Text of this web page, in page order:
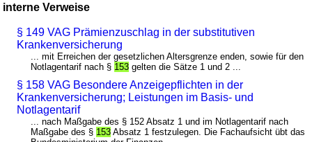
interne Verweise
§ 149 VAG Prämienzuschlag in der substitutiven
Krankenversicherung
... mit Erreichen der gesetzlichen Altersgrenze enden, sowie für den
Notlagentarif nach § 153 gelten die Sätze 1 und 2 ...
§ 158 VAG Besondere Anzeigepflichten in der
Krankenversicherung; Leistungen im Basis- und
Notlagentarif
... nach Maßgabe des § 152 Absatz 1 und im Notlagentarif nach
Maßgabe des § 153 Absatz 1 festzulegen. Die Fachaufsicht übt das